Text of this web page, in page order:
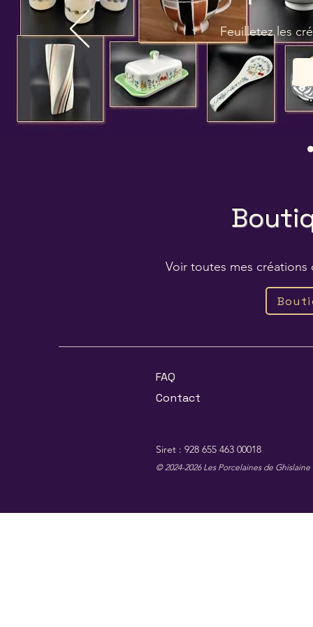
Feuilletez les
Voir toutes mes
FAQ
Contact
Siret : 928 655 463 00018
© 2024-2026 Les Porcelaines de Ghislaine